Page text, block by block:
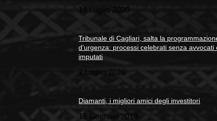
14 Luglio 2020
Tribunale di Cagliari, salta la
d’urgenza: processi celebrati senza avvocati
imputati
7 Luglio 2020
Diamanti, i migliori amici degli investitori
15 Gennaio 2019